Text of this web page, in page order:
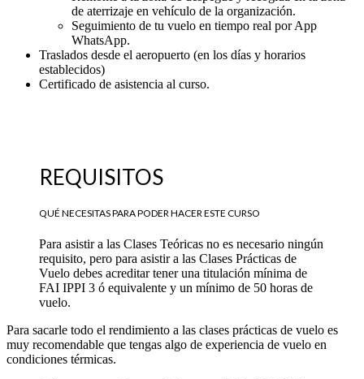
de aterrizaje en vehículo de la organización.
Seguimiento de tu vuelo en tiempo real por App
WhatsApp.
Traslados desde el aeropuerto (en los días y horarios
establecidos)
Certificado de asistencia al curso.
REQUISITOS
QUÉ NECESITAS PARA PODER HACER ESTE CURSO
Para asistir a las Clases Teóricas no es necesario ningún
requisito, pero para asistir a las Clases Prácticas de
Vuelo debes acreditar tener una titulación mínima de
FAI IPPI 3 ó equivalente y un mínimo de 50 horas de
vuelo.
Para sacarle todo el rendimiento a las clases prácticas de vuelo es
muy recomendable que tengas algo de experiencia de vuelo en
condiciones térmicas.